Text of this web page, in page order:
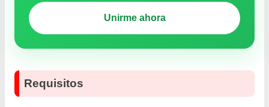
Unirme ahora
Requisitos